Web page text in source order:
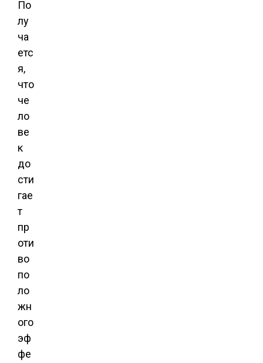
По
лу
ча
етс
я,
что
че
ло
ве
к
до
сти
гае
т
пр
оти
во
по
ло
жн
ого
эф
фе